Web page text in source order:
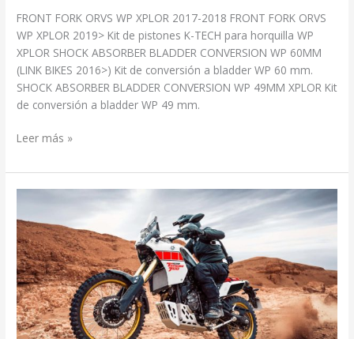
FRONT FORK ORVS WP XPLOR 2017-2018 FRONT FORK ORVS
WP XPLOR 2019> Kit de pistones K-TECH para horquilla WP
XPLOR SHOCK ABSORBER BLADDER CONVERSION WP 60MM
(LINK BIKES 2016>) Kit de conversión a bladder WP 60 mm.
SHOCK ABSORBER BLADDER CONVERSION WP 49MM XPLOR Kit
de conversión a bladder WP 49 mm.
Leer más »
700